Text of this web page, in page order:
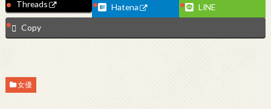
Threads
Hatena
LINE
Copy
女優